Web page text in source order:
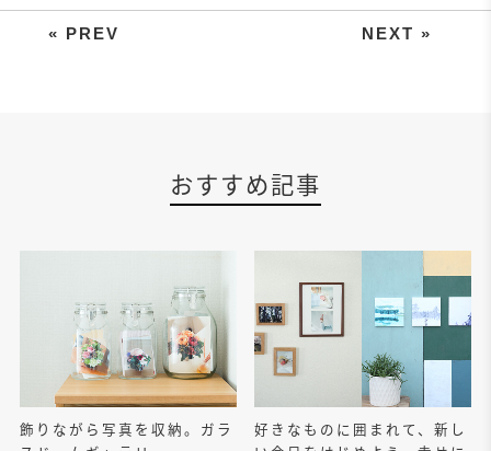
ラッピングに添えたい、ペーパー
おすすめ記事
飾りながら写真を収納。ガラ
好きなものに囲まれて、新し